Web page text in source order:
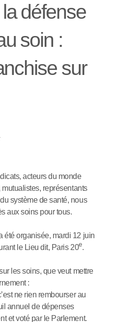
défense
soin :
sur
acteurs du monde
représentants
système de santé, nous
aux soins pour tous.
été organisée, mardi 12 juin
le Lieu dit, Paris 20e.
les soins, que veut mettre
:
ne rien rembourser au
annuel de dépenses
et voté par le Parlement.